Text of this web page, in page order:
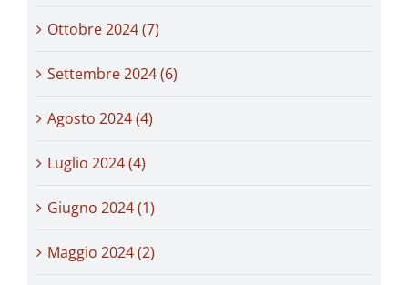
Ottobre 2024 (7)
Settembre 2024 (6)
Agosto 2024 (4)
Luglio 2024 (4)
Giugno 2024 (1)
Maggio 2024 (2)